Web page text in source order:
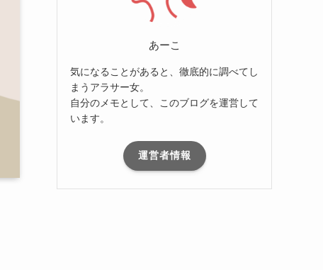
あーこ
気になることがあると、徹底的に調べてし
まうアラサー女。
自分のメモとして、このブログを運営して
います。
運営者情報